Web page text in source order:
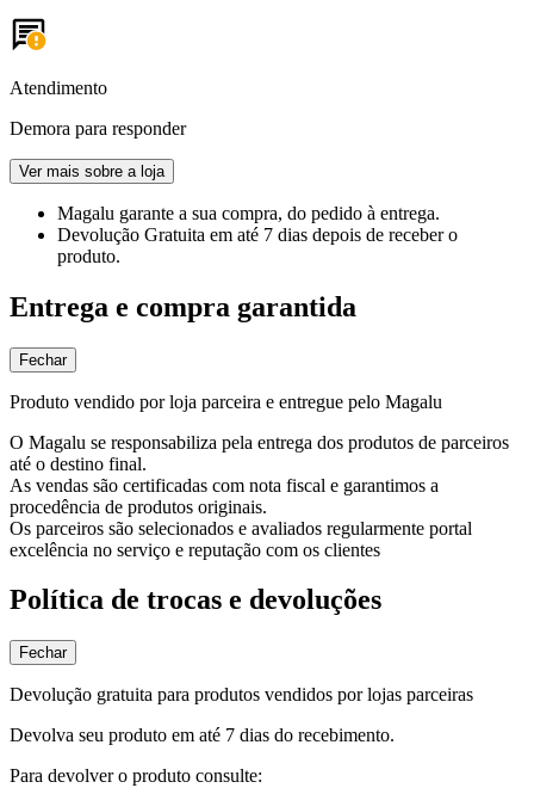
Atendimento
Demora para responder
Ver mais sobre a loja
Magalu garante a sua compra, do pedido à entrega.
Devolução Gratuita em até 7 dias depois de receber o
produto.
Entrega e compra garantida
Fechar
Produto vendido por loja parceira e entregue pelo Magalu
O Magalu se responsabiliza pela entrega dos produtos de parceiros
até o destino final.
As vendas são certificadas com nota fiscal e garantimos a
procedência de produtos originais.
Os parceiros são selecionados e avaliados regularmente portal
excelência no serviço e reputação com os clientes
Política de trocas e devoluções
Fechar
Devolução gratuita para produtos vendidos por lojas parceiras
Devolva seu produto em até 7 dias do recebimento.
Para devolver o produto consulte: